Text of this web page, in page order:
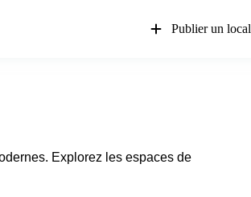
Publier un local
Explorez les espaces de